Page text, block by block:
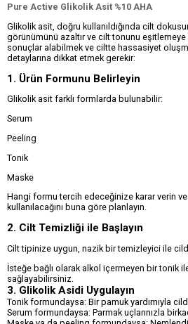
Pure Active Glikolik Asit %10 AHA
Glikolik asit, doğru kullanıldığında cilt
görünümünü azaltır ve cilt tonunu eşitlemeye
sonuçlar alabilmek ve ciltte hassasiyet
detaylarına dikkat etmek gerekir:
1. Ürün Formunu Belirleyin
Glikolik asit farklı formlarda bulunabilir:
Serum
Peeling
Tonik
Maske
Hangi formu tercih edeceğinize karar verin ve
kullanılacağını buna göre planlayın.
2. Cilt Temizliği ile Başlayın
Cilt tipinize uygun, nazik bir temizleyici ile
İsteğe bağlı olarak alkol içermeyen bir tonik
sağlayabilirsiniz.
3. Glikolik Asidi Uygulayın
Tonik formundaysa: Bir pamuk yardımıyla
Serum formundaysa: Parmak uçlarınızla